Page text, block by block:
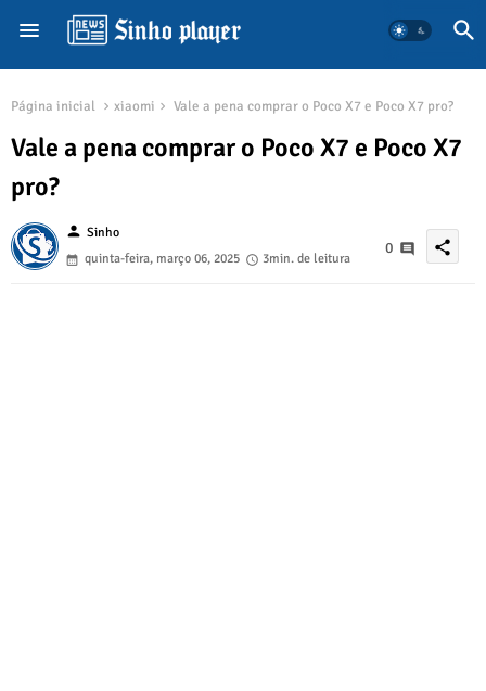
Página inicial xiaomi Vale a pena comprar o Poco X7 e Poco X7 pro?
Vale a pena comprar o Poco X7 e Poco X7
pro?
person Sinho
quinta-feira, março 06, 2025
3min. de leitura
0 share